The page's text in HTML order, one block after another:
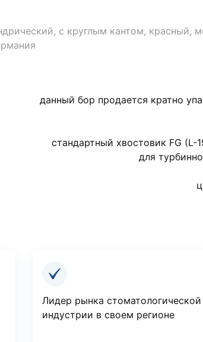
с круглым кантом, красный,
данный бор продается кратно
стандартный хвостовик FG
для
Лидер рынка стоматологической
индустрии в своем регионе